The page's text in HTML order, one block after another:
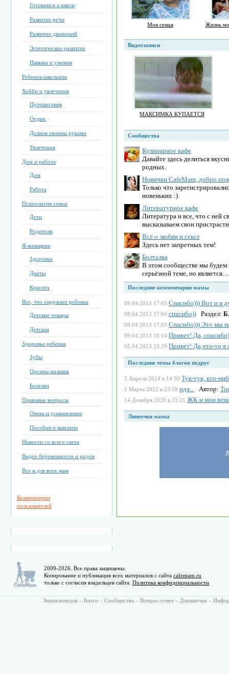
Готовимся к школе
Развитие речи
Развитие движений
Эстетическое развитие
Навыки и умения
Ребенок-школьник
Хобби и увлечения
Путешествия
Отдых
Делаем своими руками
Увлечения
Дом и работа
Дом
Работа
Психология семьи
Дети
Родители
Я-женщина
Здоровье
Диеты
Красота
Все, что окружает ребенка
Детские товары
Детская
Здоровье ребенка
Зубы
Органы малыша
Болезни
Правовые вопросы
Опека и усыновление
Пособия и выплаты
Новости со всего света
Видео беременности и родов
Все и для всех мам
Комментарии
пользователей
Моя семья Жизнь
Видеозаписи
МАКСИМКА КУПАЕТСЯ
Сообщества
Кулинарное кафе
Давайте здесь делиться
родных.
Новички CafeMam, добро
Только что
новеньких :)
Литературное кафе
Литература и все, что с ней
высказываем свои
Всё о любви и сексе
Здесь нет запретных тем!
Болталка
В этом сообществе мы будем
серьёзной теме, но является…
Последние комментарии мамы
09.04.2013 17:05 Спасибо))) Вот и я
09.04.2013 17:04 спасибо)) Раздел:
09.04.2013 17:03 Спасибо))) Это мы
09.04.2013 10:14 Привет! Да,
05.04.2013 23:29 Привет! Да,что-то я
Последние темы блогов подруг
5 Апреля 2024 в 14:50 Тук-тук, кто-
1 Марта 2022 в 23:59 нда... Автор:
14 Декабря 2020 в 15:21 ЖК и мои
Линеечки мамы
2009-2026. Все права защищены.
Копирование и публикация всех материалов с сайта cafemam.ru
только с согласия владельцев сайта. Политика конфиденциальности
Энциклопедия – Блоги – Сообщества – Вопрос-ответ – Дневнички –